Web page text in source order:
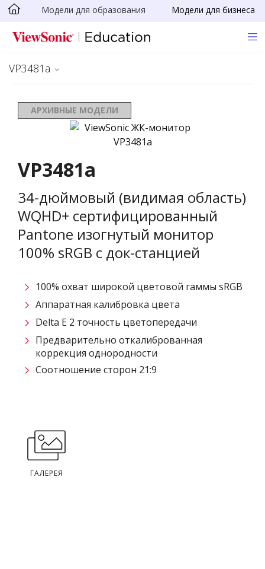
Skip to main content
Модели для образования Модели для бизнеса
VP3481a
АРХИВНЫЕ МОДЕЛИ
VP3481a
34-дюймовый (видимая область)
WQHD+ сертифицированный
Pantone изогнутый монитор
100% sRGB с док-станцией
100% охват широкой цветовой гаммы sRGB
Аппаратная калибровка цвета
Delta E 2 точность цветопередачи
Предварительно откалиброванная
коррекция однородности
Соотношение сторон 21:9
ГАЛЕРЕЯ